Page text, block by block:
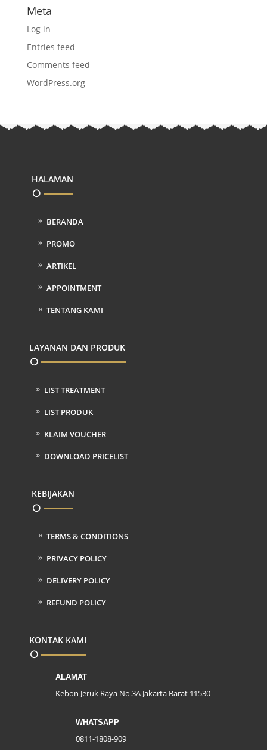
Meta
Log in
Entries feed
Comments feed
WordPress.org
HALAMAN
BERANDA
PROMO
ARTIKEL
APPOINTMENT
TENTANG KAMI
LAYANAN DAN PRODUK
LIST TREATMENT
LIST PRODUK
KLAIM VOUCHER
DOWNLOAD PRICELIST
KEBIJAKAN
TERMS & CONDITIONS
PRIVACY POLICY
DELIVERY POLICY
REFUND POLICY
KONTAK KAMI
ALAMAT
Kebon Jeruk Raya No.3A Jakarta Barat 11530
WHATSAPP
0811-1808-909